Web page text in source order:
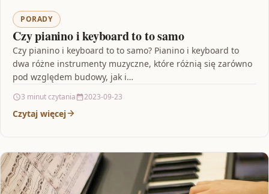
PORADY
Czy pianino i keyboard to to samo
Czy pianino i keyboard to to samo? Pianino i keyboard to
dwa różne instrumenty muzyczne, które różnią się zarówno
pod względem budowy, jak i…
3 minut czytania 2023-09-23
Czytaj więcej